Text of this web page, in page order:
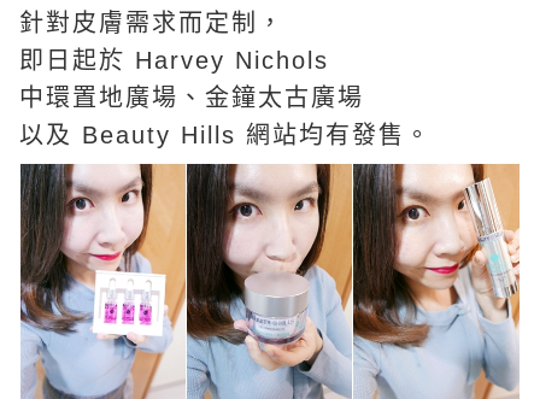
針對皮膚需求而定制，
即日起於 Harvey Nichols
中環置地廣場、金鐘太古廣場
以及 Beauty Hills 網站均有發售。